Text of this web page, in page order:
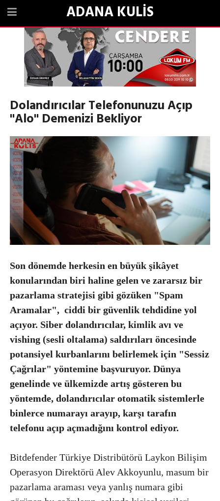
ADANA KULİS
Dolandırıcılar Telefonunuzu Açıp
"Alo" Demenizi Bekliyor
Son dönemde herkesin en büyük şikâyet
konularından biri haline gelen ve zararsız bir
pazarlama stratejisi gibi gözüken "Spam
Aramalar", ciddi bir güvenlik tehdidine yol
açıyor. Siber dolandırıcılar, kimlik avı ve
vishing (sesli oltalama) saldırıları öncesinde
potansiyel kurbanlarını belirlemek için "Sessiz
Çağrılar" yöntemine başvuruyor. Dünya
genelinde ve ülkemizde artış gösteren bu
yöntemde, dolandırıcılar otomatik sistemlerle
binlerce numarayı arayıp, karşı tarafın
telefonu açıp açmadığını kontrol ediyor.
Bitdefender Türkiye Distribütörü Laykon Bilişim
Operasyon Direktörü Alev Akkoyunlu, masum bir
pazarlama araması veya yanlış numara gibi